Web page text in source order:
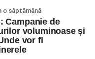
la Sebeș
lucrări ale lui Eugen
Sebeș
o săptămână
Campanie de
voluminoase și
vor fi